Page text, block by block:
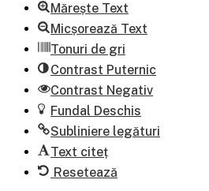
Mărește Text
Micșorează Text
Tonuri de gri
Contrast Puternic
Contrast Negativ
Fundal Deschis
Subliniere legături
Text citeț
Resetează